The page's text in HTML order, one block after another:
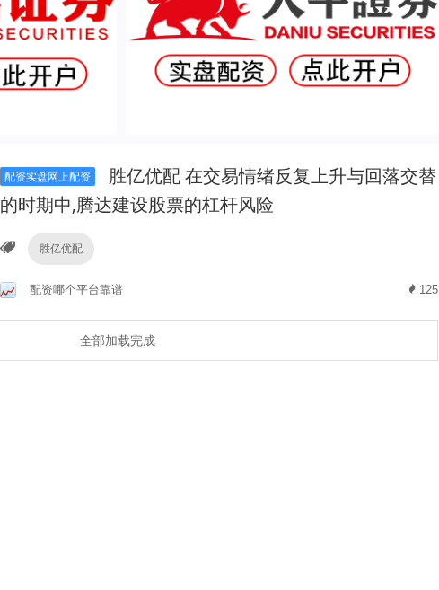
配资实盘网上配资
胜亿优配 在交易情绪反复上升与回落交替
的时期中,腾达建设股票的杠杆风险
胜亿优配
配资哪个平台靠谱 125
全部加载完成